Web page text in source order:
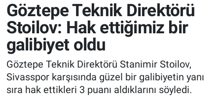
Göztepe Teknik Direktörü
Stoilov: Hak ettiğimiz bir
galibiyet oldu
Göztepe Teknik Direktörü Stanimir Stoilov,
Sivasspor karşısında güzel bir galibiyetin yanı
sıra hak ettikleri 3 puanı aldıklarını söyledi.